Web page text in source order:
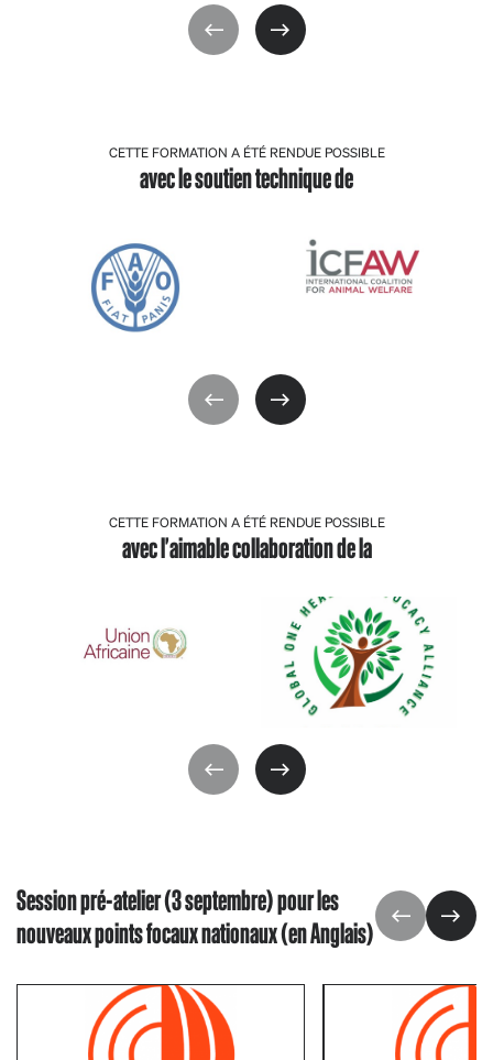
CETTE FORMATION A ÉTÉ RENDUE POSSIBLE
avec le soutien technique de
CETTE FORMATION A ÉTÉ RENDUE POSSIBLE
avec l'aimable collaboration de la
Session pré-atelier (3 septembre) pour les
nouveaux points focaux nationaux (en Anglais)